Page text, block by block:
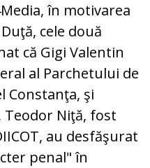
în motivarea
cele două
că Gigi Valentin
al Parchetului de
Constanţa, şi
Niţă, fost
au desfăşurat
penal" în